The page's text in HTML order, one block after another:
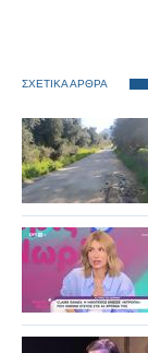
ΣΧΕΤΙΚΑ ΑΡΘΡΑ